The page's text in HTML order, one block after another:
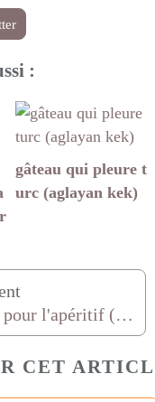
:
gâteau qui pleure t
urc (aglayan kek)
Mini samoussas pour l'apéritif (kiri curry, crevette avocat, chèvre tomate séchée)
CET